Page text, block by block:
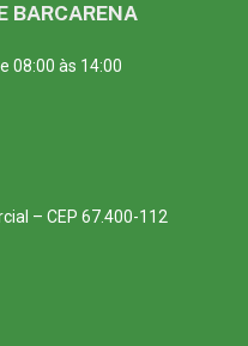
BARCARENA
08:00 às 14:00
– CEP 67.400-112